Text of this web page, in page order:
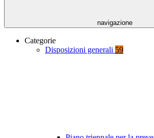
navigazione
Categorie
Disposizioni generali 59